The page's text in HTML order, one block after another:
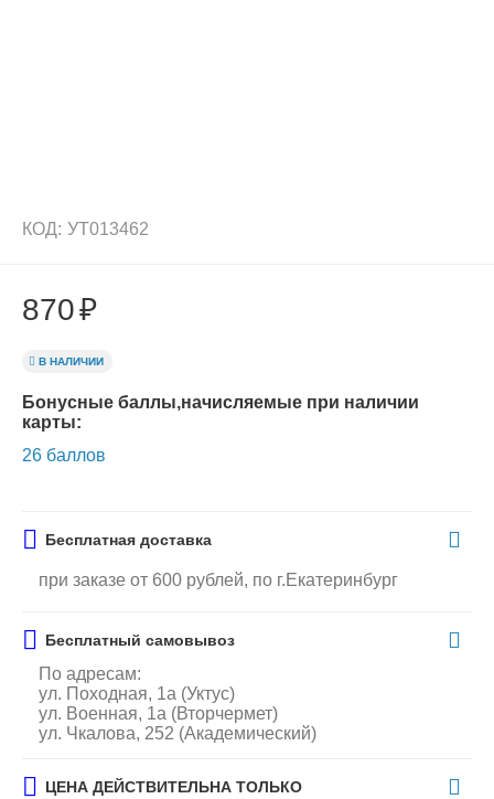
КОД: УТ013462
870₽
В НАЛИЧИИ
Бонусные баллы,начисляемые при наличии
карты:
26 баллов
Бесплатная доставка
при заказе от 600 рублей, по г.Екатеринбург
Бесплатный самовывоз
По адресам:
ул. Походная, 1а (Уктус)
ул. Военная, 1а (Вторчермет)
ул. Чкалова, 252 (Академический)
ЦЕНА ДЕЙСТВИТЕЛЬНА ТОЛЬКО